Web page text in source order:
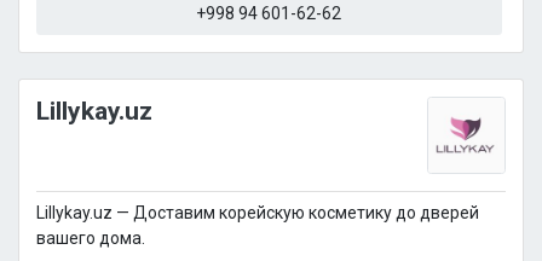
+998 94 601-62-62
Lillykay.uz
Lillykay.uz — Доставим корейскую косметику до дверей
вашего дома.